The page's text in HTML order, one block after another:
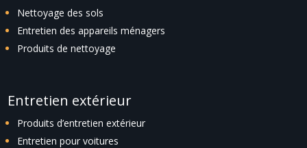
Nettoyage des sols
Entretien des appareils ménagers
Produits de nettoyage
Entretien extérieur
Produits d’entretien extérieur
Entretien pour voitures